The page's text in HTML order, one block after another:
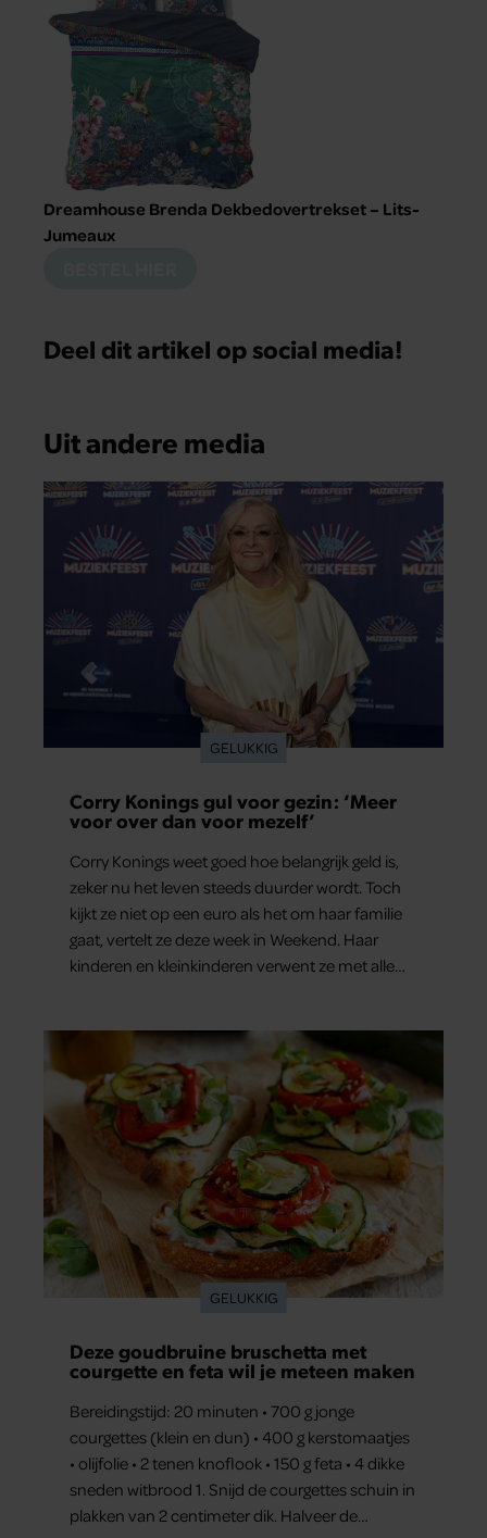
Dreamhouse Brenda Dekbedovertrekset – Lits-
Jumeaux
Deel dit artikel op social media!
Uit andere media
GELUKKIG
Corry Konings gul voor gezin: ‘Meer
voor over dan voor mezelf’
Corry Konings weet goed hoe belangrijk geld is,
zeker nu het leven steeds duurder wordt. Toch
kijkt ze niet op een euro als het om haar familie
gaat, vertelt ze deze week in Weekend. Haar
kinderen en kleinkinderen verwent ze met alle
GELUKKIG
Deze goudbruine bruschetta met
courgette en feta wil je meteen maken
Bereidingstijd: 20 minuten • 700 g jonge
courgettes (klein en dun) • 400 g kerstomaatjes
• olijfolie • 2 tenen knoflook • 150 g feta • 4 dikke
sneden witbrood 1. Snijd de courgettes schuin in
plakken van 2 centimeter dik. Halveer de